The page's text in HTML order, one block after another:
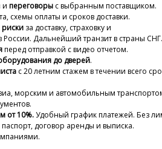
и переговоры с выбранным поставщиком.
схемы оплаты и сроков доставки.
риски за доставку, страховку и
России. Дальнейший транзит в страны СНГ.
перед отправкой с видео отчетом.
до дверей.
с 20 летним стажем в течении всего
морским и автомобильным
от 10%.Удобный график платежей. Без
договор аренды и выписка.